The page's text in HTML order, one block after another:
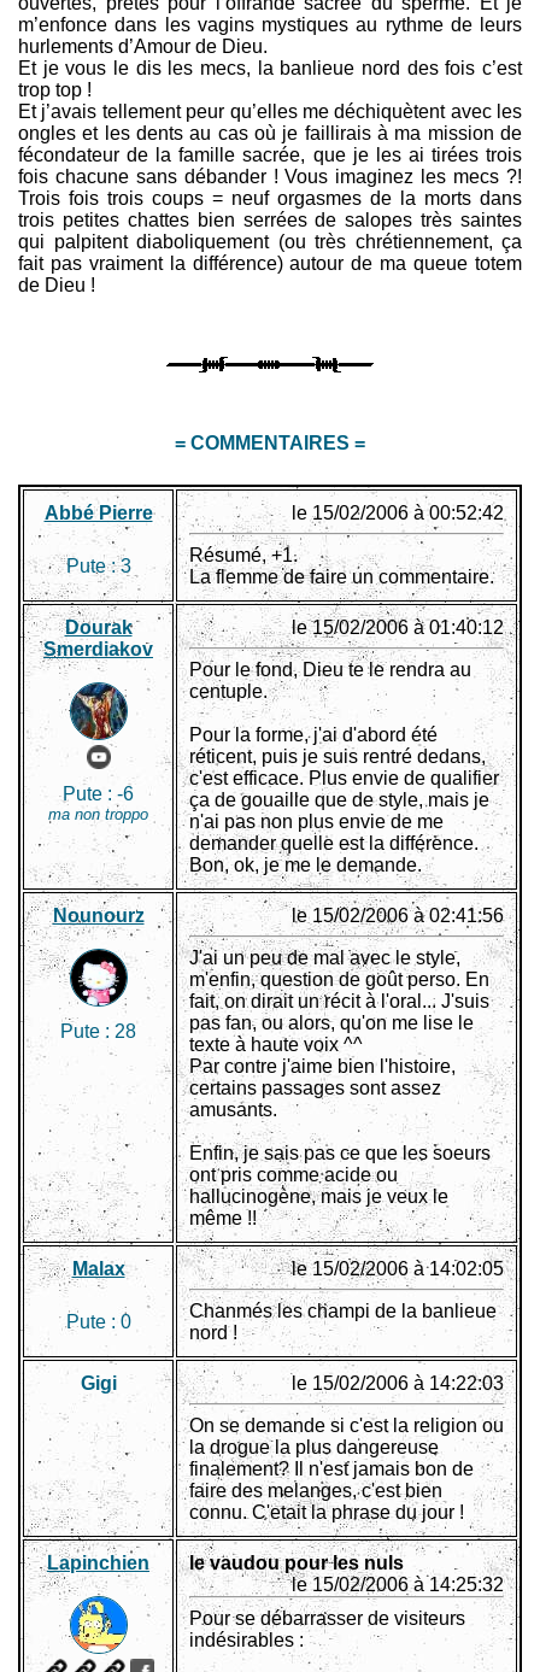
m’enfonce dans les vagins mystiques au rythme de leurs
hurlements d’Amour de Dieu.
Et je vous le dis les mecs, la banlieue nord des fois c’est
trop top !
Et j’avais tellement peur qu’elles me déchiquètent avec les
ongles et les dents au cas où je faillirais à ma mission de
fécondateur de la famille sacrée, que je les ai tirées trois
fois chacune sans débander ! Vous imaginez les mecs ?!
Trois fois trois coups = neuf orgasmes de la morts dans
trois petites chattes bien serrées de salopes très saintes
qui palpitent diaboliquement (ou très chrétiennement, ça
fait pas vraiment la différence) autour de ma queue totem
de Dieu !
= COMMENTAIRES =
Abbé Pierre
Pute :3
le 15/02/2006 à 00:52:42
Résumé, +1.
La flemme de faire un commentaire.
Dourak
Smerdiakov
Pute : -6
ma non troppo
le 15/02/2006 à 01:40:12
Pour le fond, Dieu te le rendra au
centuple.
Pour la forme, j'ai d'abord été
réticent, puis je suis rentré dedans,
c'est efficace. Plus envie de qualifier
ça de gouaille que de style, mais je
n'ai pas non plus envie de me
demander quelle est la différence.
Bon, ok, je me le demande.
Nounourz
Pute : 28
le 15/02/2006 à 02:41:56
J'ai un peu de mal avec le style,
m'enfin, question de goût perso. En
fait, on dirait un récit à l'oral... J'suis
pas fan, ou alors, qu'on me lise le
texte à haute voix ^^
Par contre j'aime bien l'histoire,
certains passages sont assez
amusants.
Enfin, je sais pas ce que les soeurs
ont pris comme acide ou
hallucinogène, mais je veux le
même !!
Malax
Pute : 0
le 15/02/2006 à 14:02:05
Chanmés les champi de la banlieue
nord !
Gigi le 15/02/2006 à 14:22:03
On se demande si c'est la religion ou
la drogue la plus dangereuse
finalement? Il n'est jamais bon de
faire des melanges, c'est bien
connu. C'etait la phrase du jour !
Lapinchien
le vaudou pour les nuls
le 15/02/2006 à 14:25:32
Pour se débarrasser de visiteurs
indésirables :